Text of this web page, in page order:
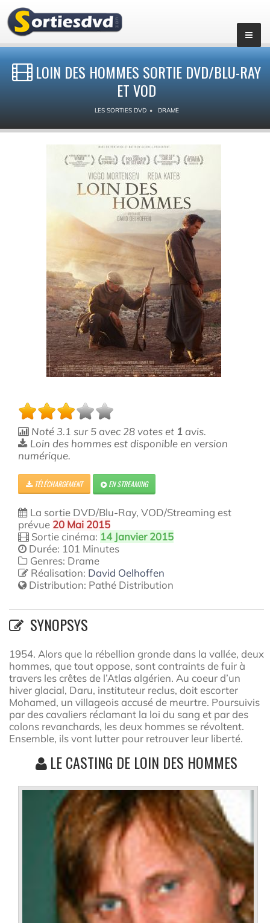
LOIN DES HOMMES SORTIE DVD/BLU-RAY
ET VOD
LES SORTIES DVD DRAME
Noté 3.1 sur5 avec 28votes et 1 avis.
Loin des hommes est disponible en version
numérique.
TÉLÉCHARGEMENT EN STREAMING
La sortie DVD/Blu-Ray, VOD/Streaming est
prévue 20 Mai 2015
Sortie cinéma: 14 Janvier 2015
Durée: 101 Minutes
Genres: Drame
Réalisation: David Oelhoffen
Distribution: Pathé Distribution
SYNOPSYS
1954. Alors que la rébellion gronde dans la vallée, deux
hommes, que tout oppose, sont contraints de fuir à
travers les crêtes de l’Atlas algérien. Au coeur d’un
hiver glacial, Daru, instituteur reclus, doit escorter
Mohamed, un villageois accusé de meurtre. Poursuivis
par des cavaliers réclamant la loi du sang et par des
colons revanchards, les deux hommes se révoltent.
Ensemble, ils vont lutter pour retrouver leur liberté.
LE CASTING DE LOIN DES HOMMES